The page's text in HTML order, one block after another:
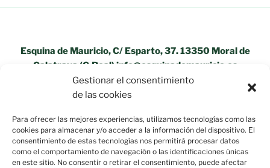
Gestionar el consentimiento
de las cookies
Para ofrecer las mejores experiencias, utilizamos tecnologías como las
cookies para almacenar y/o acceder a la información del dispositivo. El
consentimiento de estas tecnologías nos permitirá procesar datos
como el comportamiento de navegación o las identificaciones únicas
en este sitio. No consentir o retirar el consentimiento, puede afectar
Esquina de Mauricio, C/ Esparto, 37. 13350 Moral de
Calatrava (C.Real) info@esquinademauricio.es
«Aviso Legal»